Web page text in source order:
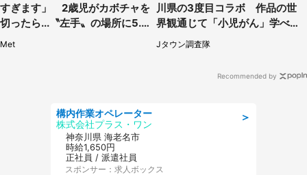
すぎます」 2歳児がカボチャを
切ったら...〝左手〟の場所に5.3
Met
川県の3度目コラボ 作品の世
界観通じて「小児がん」学べる
【8／10～31※平日限定】
Jタウン調査隊
Recommended by
＞
構内作業オペレーター
株式会社プラス・ワン
神奈川県 海老名市
時給1,650円
正社員 / 派遣社員
スポンサー：求人ボックス